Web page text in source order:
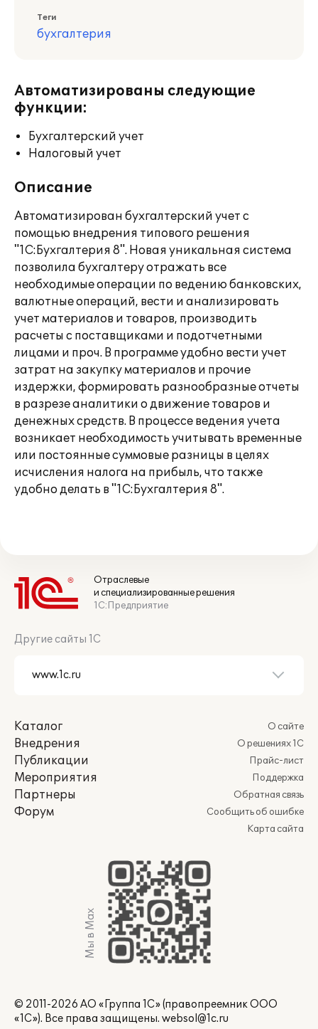
Теги
бухгалтерия
Автоматизированы следующие
функции:
Бухгалтерский учет
Налоговый учет
Описание
Автоматизирован бухгалтерский учет с
помощью внедрения типового решения
"1С:Бухгалтерия 8". Новая уникальная система
позволила бухгалтеру отражать все
необходимые операции по ведению банковских,
валютные операций, вести и анализировать
учет материалов и товаров, производить
расчеты с поставщиками и подотчетными
лицами и проч. В программе удобно вести учет
затрат на закупку материалов и прочие
издержки, формировать разнообразные отчеты
в разрезе аналитики о движение товаров и
денежных средств. В процессе ведения учета
возникает необходимость учитывать временные
или постоянные суммовые разницы в целях
исчисления налога на прибыль, что также
удобно делать в "1С:Бухгалтерия 8".
Отраслевые
и специализированные решения
1С:Предприятие
Другие сайты 1С
Каталог
Внедрения
Публикации
Мероприятия
Партнеры
Форум
О сайте
О решениях 1С
Прайс-лист
Поддержка
Обратная связь
Сообщить об ошибке
Карта сайта
Мы в Max
© 2011-2026 АО «Группа 1С» (правопреемник ООО
«1С»). Все права защищены. websol@1c.ru